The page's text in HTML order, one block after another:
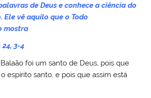
de Deus e conhece a ciência do
Ele vê aquilo que o Todo
mostra
3-4
foi um santo de Deus, pois que
espírito santo, e pois que assim está